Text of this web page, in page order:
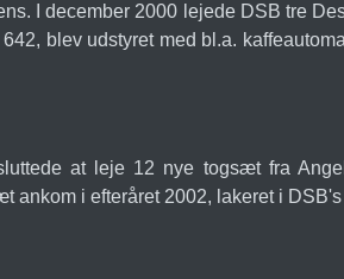
I december 2000 lejede DSB tre
blev udstyret med bl.a.
at leje 12 nye togsæt fra
i efteråret 2002, lakeret i